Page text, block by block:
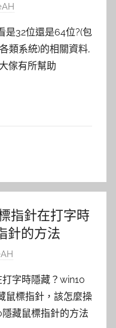
是32位還是64位?(包
類系統)的相關資料,
傢有所幫助
指針在打字時
針的方法
字時隱藏？win10
鼠標指針，該怎麼操
藏鼠標指針的方法